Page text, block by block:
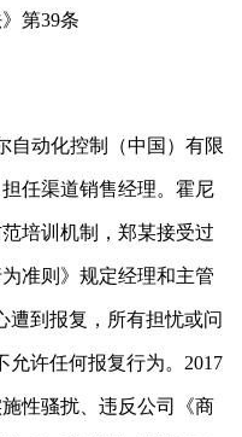
第39条
动化控制（中国）有限
任渠道销售经理。霍尼
培训机制，郑某接受过
准则》规定经理和主管
遭到报复，所有担忧或问
允许任何报复行为。2017
性骚扰、违反公司《商